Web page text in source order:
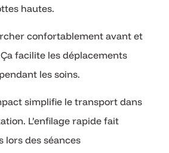
hautes.
confortablement avant et
facilite les déplacements
les soins.
simplifie le transport dans
L’enfilage rapide fait
lors des séances